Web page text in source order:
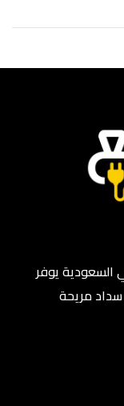
السعودية يوفر
سداد مريحة